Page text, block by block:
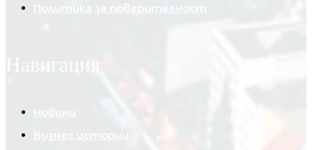
Политика за поверителност
Навигация
Новини
Бизнес истории